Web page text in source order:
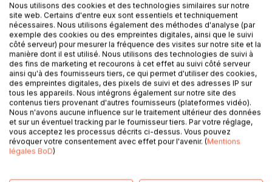
DESCRIPTION
Paru en feuilleton de 78 épisodes dans Le Journal, du 4
novembre 1916 au 20 janvier 1917, Le Cercle rouge sera
publié chez Lafitte en 1922.
Le Cercle rouge , c'est cet effrayant stigmate qui, de
génération en génération, apparaît sur la main d'un des
Nous utilisons des cookies et des technologies similaires sur notre
site web. Certains d'entre eux sont essentiels et techniquement
nécessaires. Nous utilisons également des méthodes d'analyse (par
exemple des cookies ou des empreintes digitales, ainsi que le suivi
côté serveur) pour mesurer la fréquence des visites sur notre site et la
manière dont il est utilisé. Nous utilisons des technologies de suivi à
des fins de marketing et recourons à cet effet au suivi côté serveur
ainsi qu'à des fournisseurs tiers, ce qui permet d'utiliser des cookies,
des empreintes digitales, des pixels de suivi et des adresses IP sur
tous les appareils. Nous intégrons également sur notre site des
contenus tiers provenant d'autres fournisseurs (plateformes vidéo).
Nous n'avons aucune influence sur le traitement ultérieur des données
et sur un éventuel tracking par le fournisseur tiers. Par votre réglage,
vous acceptez les processus décrits ci-dessus. Vous pouvez
révoquer votre consentement avec effet pour l'avenir. (Mentions
légales BoD)